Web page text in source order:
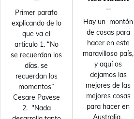
Primer parafo
explicando de lo
que va el
articulo 1. “No
se recuerdan los
días, se
recuerdan los
momentos”
Cesare Pavese
2. "Nada
Hay un montón
de cosas para
hacer en este
maravilloso país,
y aquí os
dejamos las
mejores de las
mejores cosas
para hacer en
Australia.